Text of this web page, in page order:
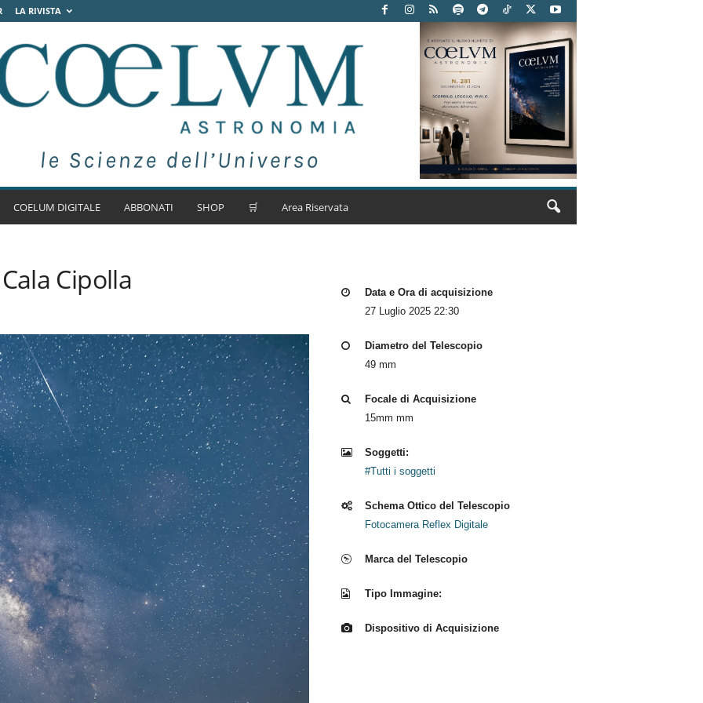
LA RIVISTA
COELUM DIGITALE ABBONATI SHOP 🛒 Area Riservata
Cipolla
Data e Ora di acquisizione
27 Luglio 2025 22:30
Diametro del Telescopio
49 mm
Focale di Acquisizione
15mm mm
Soggetti:
#Tutti i soggetti
Schema Ottico del Telescopio
Fotocamera Reflex Digitale
Marca del Telescopio
Tipo Immagine:
Dispositivo di Acquisizione